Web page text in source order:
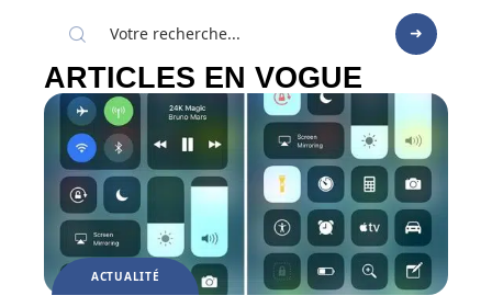
ARTICLES EN VOGUE
ACTUALITÉ